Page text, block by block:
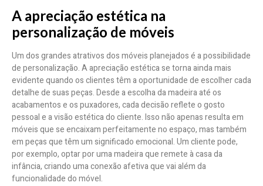
A apreciação estética na
personalização de móveis
Um dos grandes atrativos dos móveis planejados é a possibilidade
de personalização. A apreciação estética se torna ainda mais
evidente quando os clientes têm a oportunidade de escolher cada
detalhe de suas peças. Desde a escolha da madeira até os
acabamentos e os puxadores, cada decisão reflete o gosto
pessoal e a visão estética do cliente. Isso não apenas resulta em
móveis que se encaixam perfeitamente no espaço, mas também
em peças que têm um significado emocional. Um cliente pode,
por exemplo, optar por uma madeira que remete à casa da
infância, criando uma conexão afetiva que vai além da
funcionalidade do móvel.